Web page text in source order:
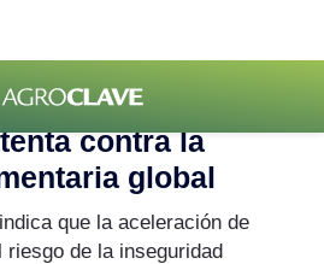
contra la
global
que la aceleración de
de la inseguridad